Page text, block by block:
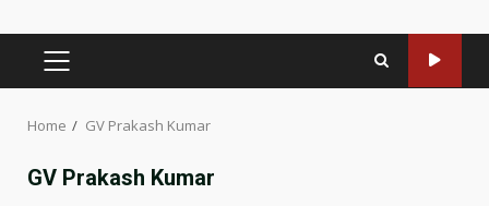
PRIMARY
MENU
Home GV Prakash Kumar
GV Prakash Kumar